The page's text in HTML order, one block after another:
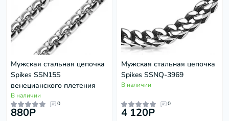
Мужская стальная цепочка
Spikes SSN15S
венецианского плетения
В наличии
0
880P
Мужская стальная цепочка
Spikes SSNQ-3969
В наличии
0
4 120P